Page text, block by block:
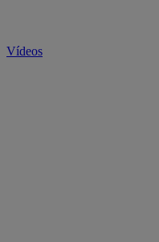
Vídeos